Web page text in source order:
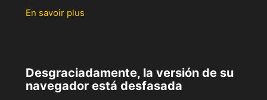
En savoir plus
Desgraciadamente, la versión de su
navegador está desfasada